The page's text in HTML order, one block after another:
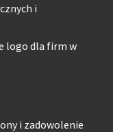
i
logo dla firm w
i zadowolenie